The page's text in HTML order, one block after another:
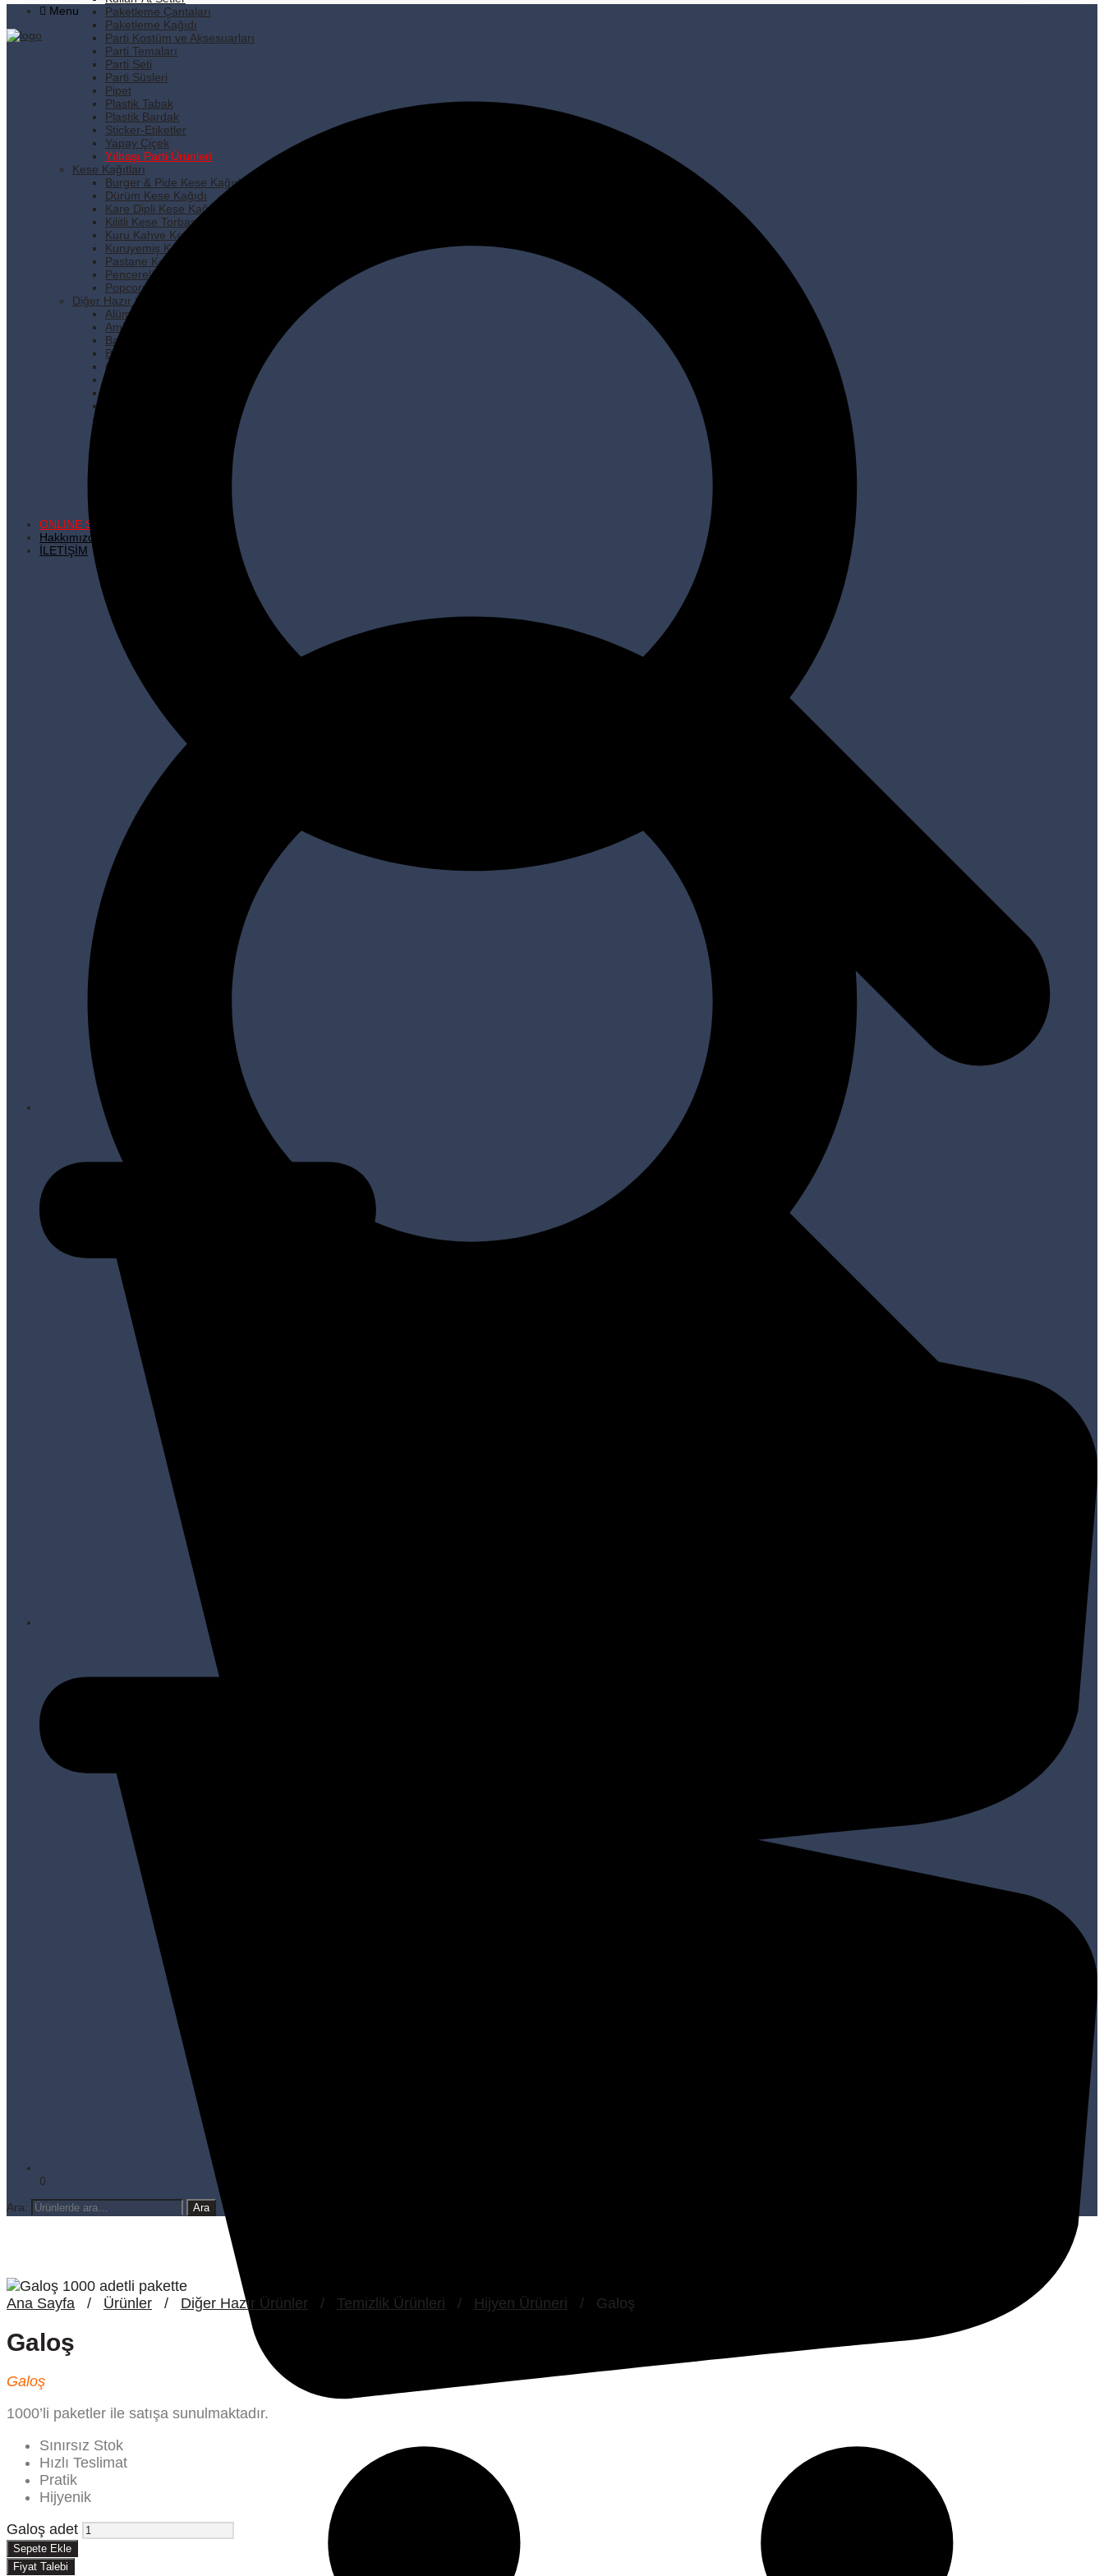
Paketleme Çantaları
Paketleme Kağıdı
Parti Kostüm ve Aksesuarları
Parti Temaları
Parti Seti
Parti Süsleri
Pipet
Plastik Tabak
Plastik Bardak
Sticker-Etiketler
Yapay Çiçek
Yılbaşı Parti Ürünleri
Kese Kağıtları
Burger & Pide Kese Kağıdı
Dürüm Kese Kağıdı
Kare Dipli Kese Kağıdı
Kilitli Kese Torbası
Kuru Kahve Kese Kağıdı
Kuruyemiş Kese Kağıdı
Pastane Kese Kağıdı
Pencereli Kese Kağıdı
Popcorn Kese Kağıdı
Diğer Hazır Ürünler
Alüminyum Folyo
Ambalaj Lastiği
Bakkaliye Torbası
Buzdolabı Poşeti
Çöp Poşetleri
ONLINE SATIŞ
Hakkımızda
İLETİŞİM
Menu
0
Ara:
Ana Sayfa / Ürünler / Diğer Hazır Ürünler / Temizlik Ürünleri / Hijyen Ürüneri / Galoş
Galoş
Galoş
1000’li paketler ile satışa sunulmaktadır.
Sınırsız Stok
Hızlı Teslimat
Pratik
Hijyenik
Galoş adet
Sepete Ekle
Fiyat Talebi